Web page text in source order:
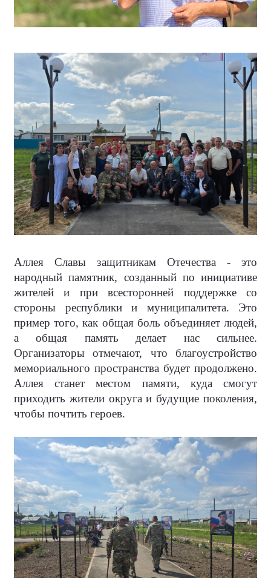
Аллея Славы защитникам Отечества - это
народный памятник, созданный по инициативе
жителей и при всесторонней поддержке со
стороны республики и муниципалитета. Это
пример того, как общая боль объединяет людей,
а общая память делает нас сильнее.
Организаторы отмечают, что благоустройство
мемориального пространства будет продолжено.
Аллея станет местом памяти, куда смогут
приходить жители округа и будущие поколения,
чтобы почтить героев.